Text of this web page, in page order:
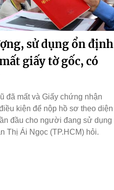
sử dụng ổn định
giấy tờ gốc, có
đã mất và Giấy chứng nhận
kiện để nộp hồ sơ theo diện
đầu cho người đang sử dụng
Thị Ái Ngọc (TP.HCM) hỏi.